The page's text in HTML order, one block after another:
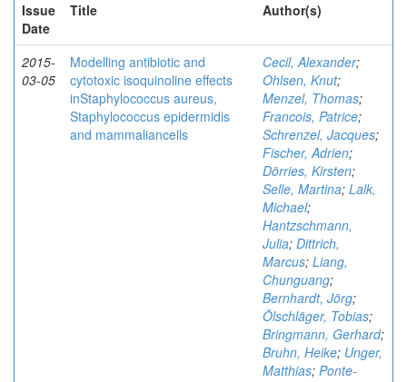
Issue
Date
Title Author(s)
2015-
03-05
Modelling antibiotic and
cytotoxic isoquinoline effects
inStaphylococcus aureus,
Staphylococcus epidermidis
and mammaliancells
Cecil, Alexander;
Ohlsen, Knut;
Menzel, Thomas;
Francois, Patrice;
Schrenzel, Jacques;
Fischer, Adrien;
Dörries, Kirsten;
Selle, Martina; Lalk,
Michael;
Hantzschmann,
Julia; Dittrich,
Marcus; Liang,
Chunguang;
Bernhardt, Jörg;
Ölschläger, Tobias;
Bringmann, Gerhard;
Bruhn, Heike; Unger,
Matthias; Ponte-